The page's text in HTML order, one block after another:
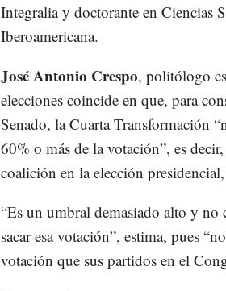
Integralia y doctorante en Ciencias
Iberoamericana.
José Antonio Crespo, politólogo
elecciones coincide en que, para
Senado, la Cuarta Transformación
60% o más de la votación”, es
coalición en la elección
“Es un umbral demasiado alto y
sacar esa votación”, estima, pues
votación que sus partidos en el